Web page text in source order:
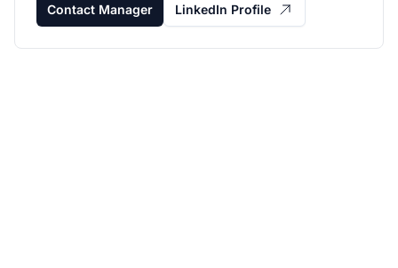
Contact Manager LinkedIn Profile